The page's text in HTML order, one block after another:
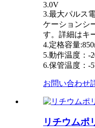
3.0V
3.最大パルス
ケーションシ
す。詳細はキ
4.定格容量
5.動作温度：
6.保管温度：
お問い合わせ
リチウムポ